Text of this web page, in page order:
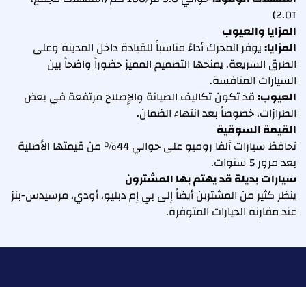
2.0T)
المزايا والعيوب
المزايا:يوفر المحرك أداءً مناسباً للقيادة داخل المدينة وعلى
الطرق السريعة. يمنحها التصميم المميز حضوراً واضحاً بين
السيارات المنافسة.
العيوب:قد تكون تكاليف الصيانة والإصلاح مرتفعة في بعض
الطرازات، خصوصاً بعد انتهاء الضمان.
القيمة السوقية
تحافظ سيارات ألفا روميو على حوالي 44% من قيمتها الأصلية
بعد مرور 5 سنوات.
سيارات بديلة قد يهتم بها المشترون
ينظر كثير من المشترين أيضاً إلى بي إم دبليو، أودي، مرسيدس-بنز
عند مقارنة الخيارات المتوفرة.